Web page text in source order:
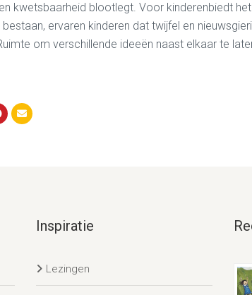
kwetsbaarheid blootlegt. Voor kinderenbiedt
ervaren kinderen dat twijfel en
om verschillende ideeën naast elkaar te
Inspiratie
Lezingen